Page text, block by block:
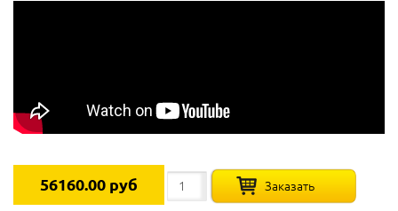
56160.00 руб